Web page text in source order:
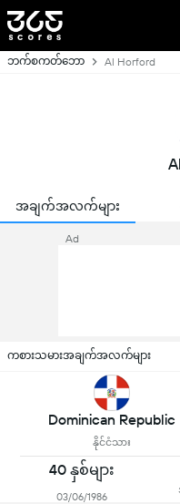
ဘက်စကတ်ဘော Al Horford
အချက်အလက်များ
Ad
ကစားသမားအချက်အလက်များ
Dominican Republic
နိုင်ငံသား
40 နှစ်များ
03/06/1986